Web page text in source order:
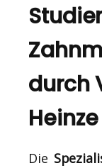
durch
Die